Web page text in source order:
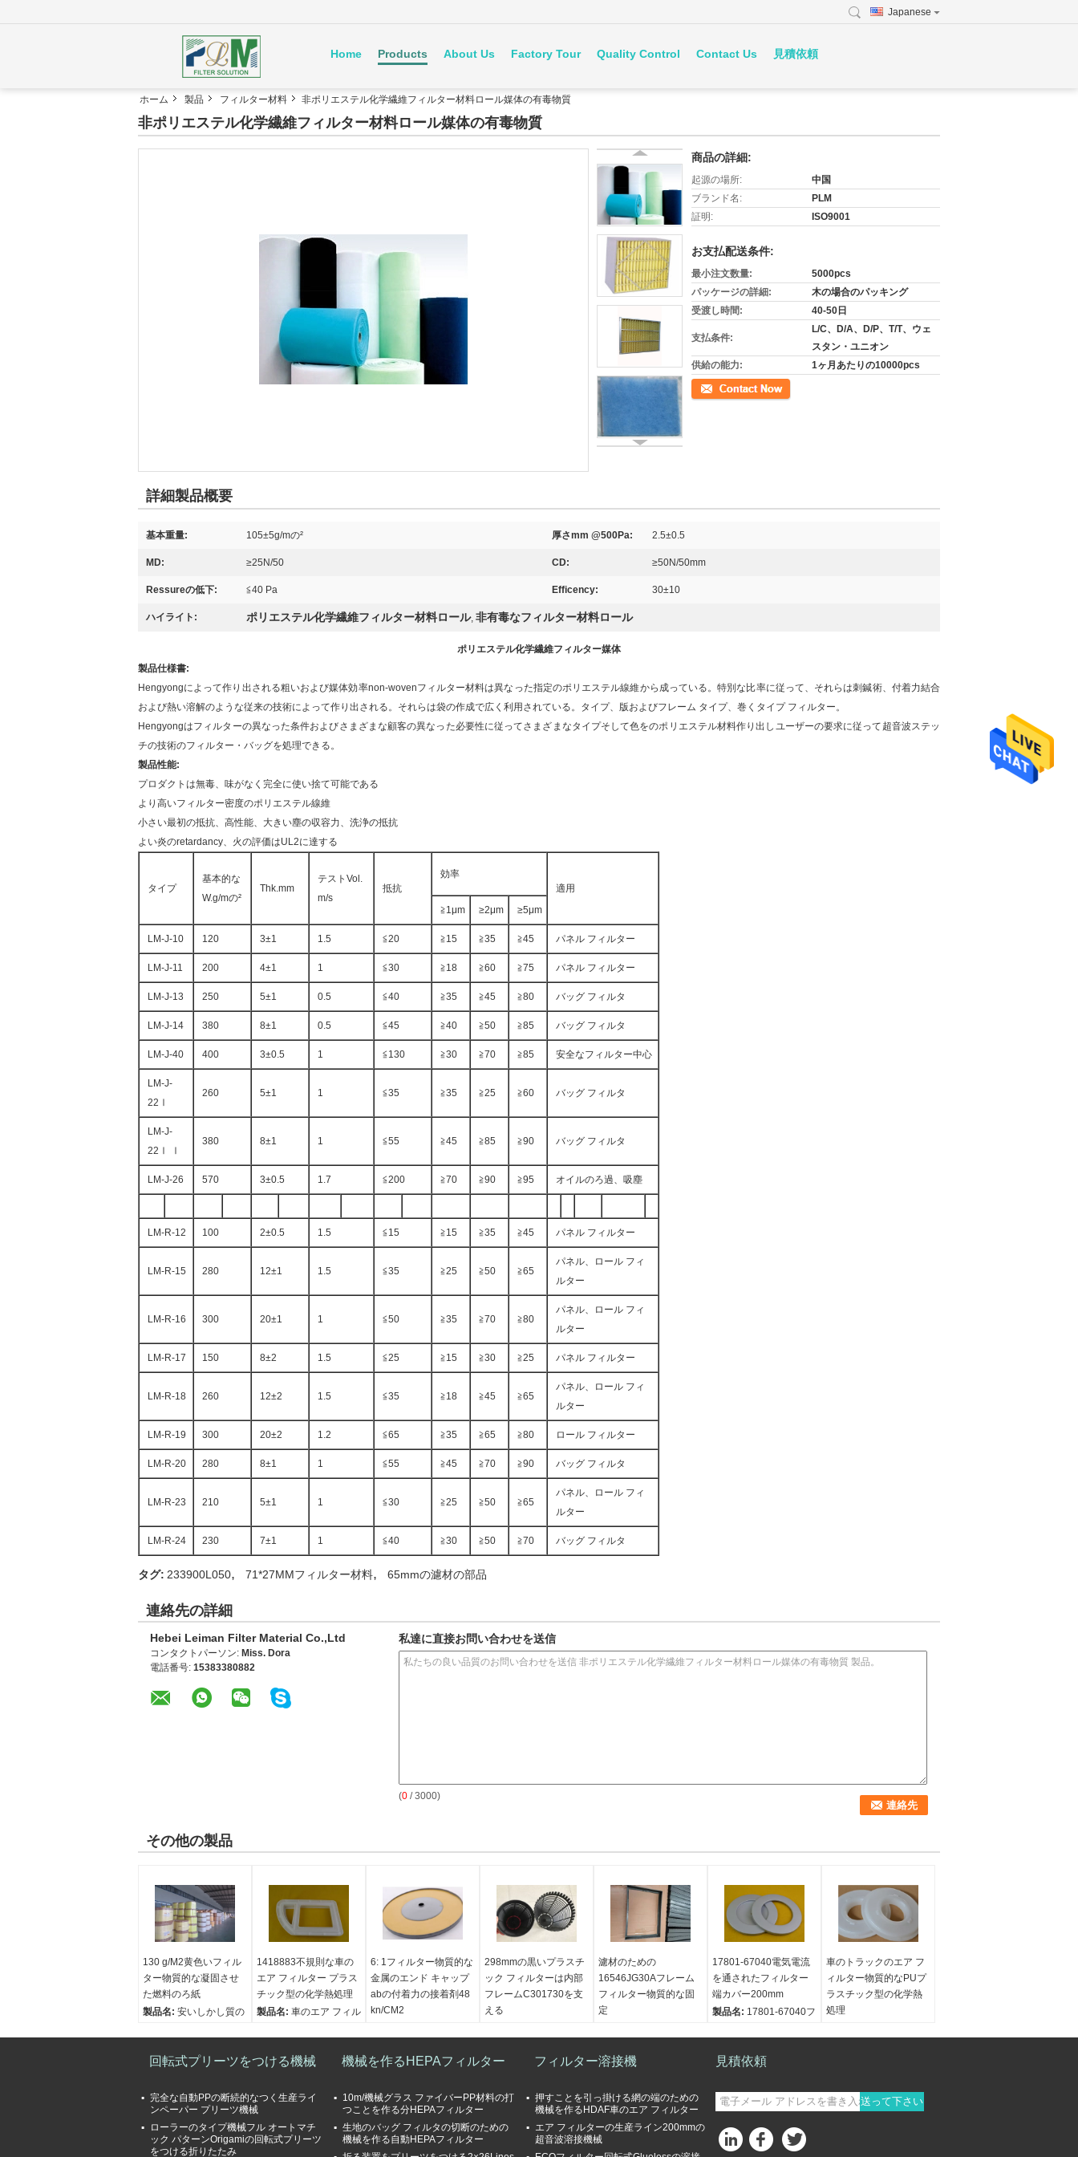
Japanese
Home Products About Us Factory Tour Quality Control Contact Us 見積依頼
ホーム 製品 フィルター材料 非ポリエステル化学繊維フィルター材料ロール媒体の有毒物質
非ポリエステル化学繊維フィルター材料ロール媒体の有毒物質
商品の詳細:
起源の場所:
中国
ブランド名:
PLM
証明:
ISO9001
お支払配送条件:
最小注文数量:
5000pcs
パッケージの詳細:
木の場合のパッキング
受渡し時間:
40-50日
支払条件:
L/C、D/A、D/P、T/T、ウェ
スタン・ユニオン
供給の能力:
1ヶ月あたりの10000pcs
連絡先
詳細製品概要
基本重量: 105±5g/mの² 厚さmm @500Pa: 2.5±0.5
MD: ≥25N/50 CD: ≥50N/50mm
Ressureの低下: ≦40 Pa Efficency: 30±10
ハイライト: ポリエステル化学繊維フィルター材料ロール, 非有毒なフィルター材料ロール
ポリエステル化学繊維フィルター媒体
製品仕様書:
Hengyongによって作り出される粗いおよび媒体効率non-wovenフィルター材料は異なった指定のポリエステル線維から成っている。特別な比率に従って、それらは刺鍼術、付着力結合
および熱い溶解のような従来の技術によって作り出される。それらは袋の作成で広く利用されている。タイプ、版およびフレーム タイプ、巻くタイプ フィルター。
Hengyongはフィルターの異なった条件およびさまざまな顧客の異なった必要性に従ってさまざまなタイプそして色をのポリエステル材料作り出しユーザーの要求に従って超音波ステッ
チの技術のフィルター・バッグを処理できる。
製品性能:
プロダクトは無毒、味がなく完全に使い捨て可能である
より高いフィルター密度のポリエステル線維
小さい最初の抵抗、高性能、大きい塵の収容力、洗浄の抵抗
よい炎のretardancy、火の評価はUL2に達する
タイプ
基本的な
W.g/mの²
Thk.mm
テストVol.
m/s
抵抗
効率
適用
≧1μm
≥2μm ≥5μm
LM-J-10 120 3±1 1.5 ≦20 ≧15 ≧35 ≧45 パネル フィルター
LM-J-11 200 4±1 1 ≦30 ≧18 ≧60 ≧75 パネル フィルター
LM-J-13 250 5±1 0.5 ≦40 ≧35 ≧45 ≧80 バッグ フィルタ
LM-J-14 380 8±1 0.5 ≦45 ≧40 ≧50 ≧85 バッグ フィルタ
LM-J-40 400 3±0.5 1 ≦130 ≧30 ≧70 ≧85 安全なフィルター中心
LM-J-
22Ⅰ
260 5±1 1 ≦35 ≧35 ≧25 ≧60 バッグ フィルタ
LM-J-
22Ⅰ Ⅰ
380 8±1 1 ≦55 ≧45 ≧85 ≧90 バッグ フィルタ
LM-J-26 570 3±0.5 1.7 ≦200 ≧70 ≧90 ≧95 オイルのろ過、吸塵
LM-R-12 100 2±0.5 1.5 ≦15 ≧15 ≧35 ≧45 パネル フィルター
LM-R-15 280 12±1 1.5 ≦35 ≧25 ≧50 ≧65
パネル、ロール フィ
ルター
LM-R-16 300 20±1 1 ≦50 ≧35 ≧70 ≧80
パネル、ロール フィ
ルター
LM-R-17 150 8±2 1.5 ≦25 ≧15 ≧30 ≧25 パネル フィルター
LM-R-18 260 12±2 1.5 ≦35 ≧18 ≧45 ≧65
パネル、ロール フィ
ルター
LM-R-19 300 20±2 1.2 ≦65 ≧35 ≧65 ≧80 ロール フィルター
LM-R-20 280 8±1 1 ≦55 ≧45 ≧70 ≧90 バッグ フィルタ
LM-R-23 210 5±1 1 ≦30 ≧25 ≧50 ≧65
パネル、ロール フィ
ルター
LM-R-24 230 7±1 1 ≦40 ≧30 ≧50 ≧70 バッグ フィルタ
タグ: 233900L050, 71*27MMフィルター材料, 65mmの濾材の部品
連絡先の詳細
Hebei Leiman Filter Material Co.,Ltd
コンタクトパーソン: Miss. Dora
電話番号: 15383380882
私達に直接お問い合わせを送信
(0 / 3000)
その他の製品
130 g/M2黄色いフィル
ター物質的な凝固させ
た燃料のろ紙
製品名: 安いしかし質の
基本重量を治す前:135
基本重量を治した後:
125 ±5 g/㎡
空気透磁率:550±50 L/
㎡/s
1418883不規則な車の
エア フィルター プラス
チック型の化学熱処理
製品名: 車のエア フィル
1418883プラスチック
白い
表面処理:
化学熱処理
タイプ:PU型
6: 1フィルター物質的な
金属のエンド キャップ
abの付着力の接着剤48
kn/CM2
ャップの接着剤ABの接
出現:ブラウンの液体
揮発内容:≥98%
密度:1.22±0.05 g/ml
298mmの黒いプラスチ
ック フィルターは内部
フレームC301730を支
える
プラスチック部品をろ
材料:プラスチック
濾材の形態:C301730
のため:
turck/車
濾材のための
16546JG30Aフレーム
フィルター物質的な固
定
16546JG30Aフレーム
材料: プラスチック
濾材の形態:
16546JG30A
色:
17801-67040電気電流
を通されたフィルター
端カバー200mm
製品名: 17801-67040フ
ター材料
濾材の形態:17801-
67040
電気
車のトラックのエア フ
ィルター物質的なPUプ
ラスチック型の化学熱
処理
回転式プリーツをつける機械
完全な自動PPの断続的なつく生産ライ
ンペーパー プリーツ機械
ローラーのタイプ機械フル オートマチ
ック パターンOrigamiの回転式プリーツ
をつける折りたたみ
機械を作るHEPAフィルター
10m/機械グラス ファイバーPP材料の打
つことを作る分HEPAフィルター
生地のバッグ フィルタの切断のための
機械を作る自動HEPAフィルター
フィルター溶接機
押すことを引っ掛ける網の端のための
機械を作るHDAF車のエア フィルター
エア フィルターの生産ライン200mmの
超音波溶接機械
見積依頼
送って下さい